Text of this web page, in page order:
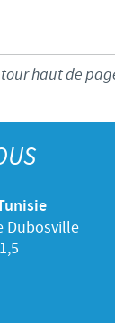
haut de
Dubosville